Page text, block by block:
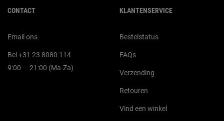
CONTACT
Email ons
Bel +31 23 8080 114
9:00 — 21:00 (Ma-Za)
KLANTENSERVICE
Bestelstatus
FAQs
Verzending
Retouren
Vind een winkel